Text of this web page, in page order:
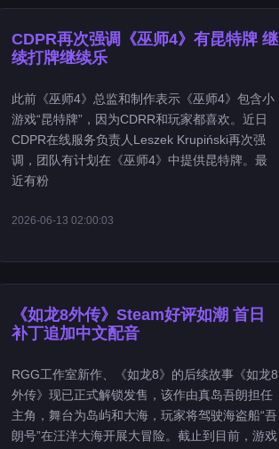
CDPR再次强调《巫师4》有昆特牌 继
续打牌继续乐
此前《巫师4》总监和制作表示《巫师4》包含小
游戏“昆特牌”，因为CDRR和玩家都喜欢。近日
CDPR在线服务负责人Leszek Krupiński再次强
调，团队有计划在《巫师4》中提供昆特牌。最
近有粉
2026-06-13 02:00:03
《如龙8外传》Steam好评如潮 首日
补丁追加中文配音
RGG工作室新作、《如龙8》的后续故事《如龙8
外传》现已正式解锁发售，该作由真岛吾朗担任
主角，舞台为岛屿和大海，玩家将驾驶海盗船“吾
朗号”在汪洋大海开展大冒险。截止到目前，游戏